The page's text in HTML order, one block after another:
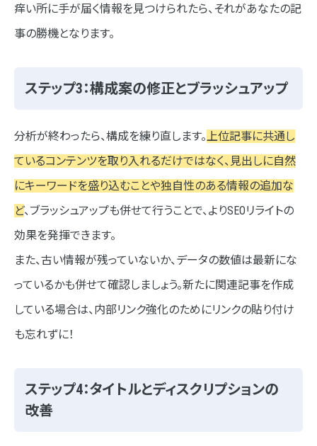
痒い所に手が届く情報を見つけられたら、それがあなたの記
事の勝機となります。
ステップ3：構成案の修正とブラッシュアップ
分析が終わったら、構成を練り直します。上位記事に共通し
ているコンテンツを取り入れるだけではなく、見出しに自然
にキーワードを盛り込むことや独自性のある情報の追加な
ど、ブラッシュアップも併せて行うことで、よりSEOリライトの
効果を発揮できます。
また、古い情報が残っていないか、データの数値は最新にな
っているかも併せて確認しましょう。新たに関連記事を作成
している場合は、内部リンク強化のためにリンクの貼り付け
も忘れずに！
ステップ4：タイトルとディスクリプションの
改善